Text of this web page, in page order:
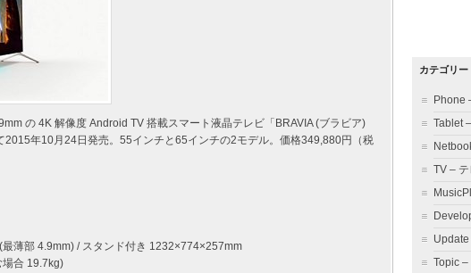
の 4K 解像度 Android TV 搭載スマート液晶テレビ「BRAVIA (ブラビア)
2015年10月24日発売。55インチと65インチの2モデル。価格349,880円（税
薄部 4.9mm) / スタンド付き 1232×774×257mm
合 19.7kg)
カテゴリー
Phone
Tablet
TV –
Update
Topic –